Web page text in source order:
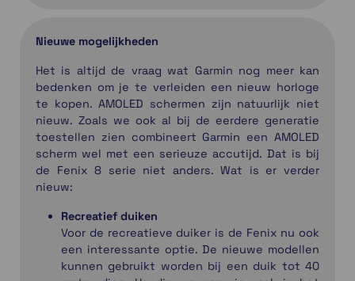
Nieuwe mogelijkheden
Het is altijd de vraag wat Garmin nog meer kan
bedenken om je te verleiden een nieuw horloge
te kopen. AMOLED schermen zijn natuurlijk niet
nieuw. Zoals we ook al bij de eerdere generatie
toestellen zien combineert Garmin een AMOLED
scherm wel met een serieuze accutijd. Dat is bij
de Fenix 8 serie niet anders. Wat is er verder
nieuw:
Recreatief duiken
Voor de recreatieve duiker is de Fenix nu ook
een interessante optie. De nieuwe modellen
kunnen gebruikt worden bij een duik tot 40